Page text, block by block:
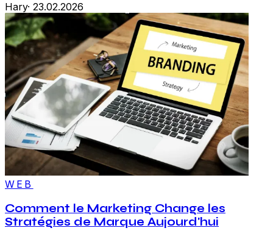
Hary· 23.02.2026
WEB
Comment le Marketing Change les
Stratégies de Marque Aujourd'hui